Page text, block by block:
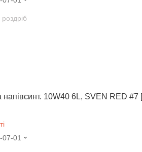
роздріб
10W40 6L, SVEN RED
01